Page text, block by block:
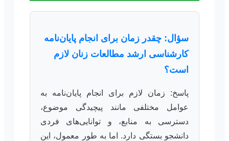
سؤال: چقدر زمان برای انجام پایان‌نامه
کارشناسی ارشد مطالعات زنان لازم
است؟
پاسخ: زمان لازم برای انجام پایان‌نامه به
عوامل مختلفی مانند پیچیدگی موضوع،
دسترسی به منابع، و توانایی‌های فردی
دانشجو بستگی دارد. اما به طور معمول، این